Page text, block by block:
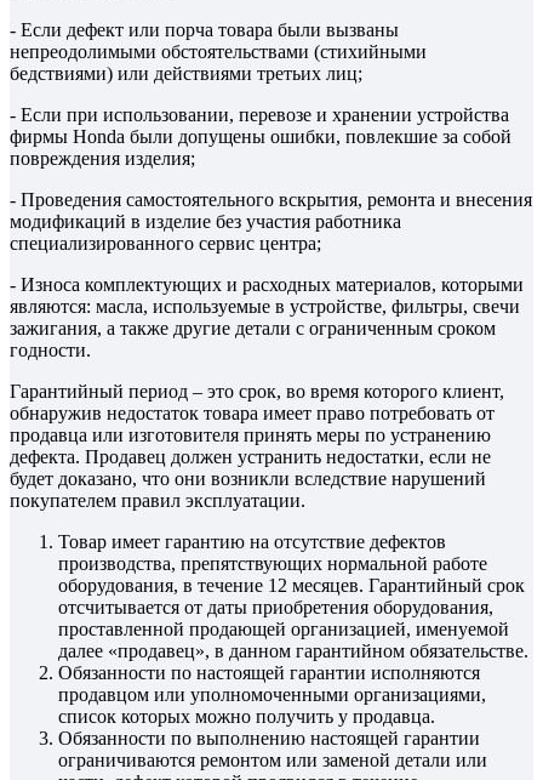
- Если дефект или порча товара были вызваны
непреодолимыми обстоятельствами (стихийными
бедствиями) или действиями третьих лиц;
- Если при использовании, перевозе и хранении устройства
фирмы Honda были допущены ошибки, повлекшие за собой
повреждения изделия;
- Проведения самостоятельного вскрытия, ремонта и внесения
модификаций в изделие без участия работника
специализированного сервис центра;
- Износа комплектующих и расходных материалов, которыми
являются: масла, используемые в устройстве, фильтры, свечи
зажигания, а также другие детали с ограниченным сроком
годности.
Гарантийный период – это срок, во время которого клиент,
обнаружив недостаток товара имеет право потребовать от
продавца или изготовителя принять меры по устранению
дефекта. Продавец должен устранить недостатки, если не
будет доказано, что они возникли вследствие нарушений
покупателем правил эксплуатации.
Товар имеет гарантию на отсутствие дефектов
производства, препятствующих нормальной работе
оборудования, в течение 12 месяцев. Гарантийный срок
отсчитывается от даты приобретения оборудования,
проставленной продающей организацией, именуемой
далее «продавец», в данном гарантийном обязательстве.
Обязанности по настоящей гарантии исполняются
продавцом или уполномоченными организациями,
список которых можно получить у продавца.
Обязанности по выполнению настоящей гарантии
ограничиваются ремонтом или заменой детали или